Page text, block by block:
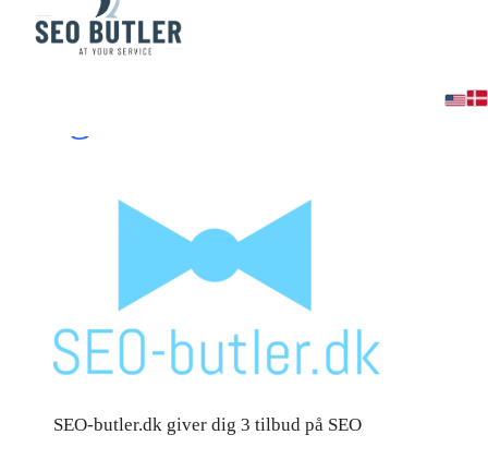
SEO – tilbud-på-seo –
SEO-butler.dk giver dig 3 tilbud på SEO